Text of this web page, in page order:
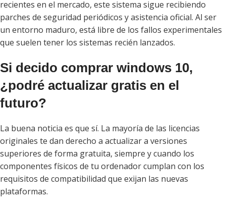
recientes en el mercado, este sistema sigue recibiendo
parches de seguridad periódicos y asistencia oficial. Al ser
un entorno maduro, está libre de los fallos experimentales
que suelen tener los sistemas recién lanzados.
Si decido comprar windows 10,
¿podré actualizar gratis en el
futuro?
La buena noticia es que sí. La mayoría de las licencias
originales te dan derecho a actualizar a versiones
superiores de forma gratuita, siempre y cuando los
componentes físicos de tu ordenador cumplan con los
requisitos de compatibilidad que exijan las nuevas
plataformas.